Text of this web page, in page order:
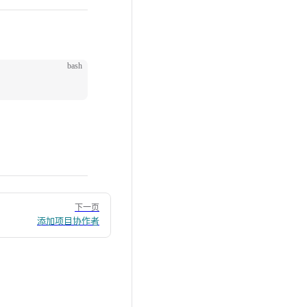
bash
下一页
添加项目协作者